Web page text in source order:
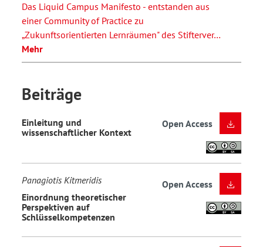
Das Liquid Campus Manifesto - entstanden aus
einer Community of Practice zu
„Zukunftsorientierten Lernräumen" des Stifterver…
Mehr
Beiträge
Einleitung und
wissenschaftlicher Kontext
Open Access
Panagiotis Kitmeridis
Einordnung theoretischer
Perspektiven auf
Schlüsselkompetenzen
Open Access